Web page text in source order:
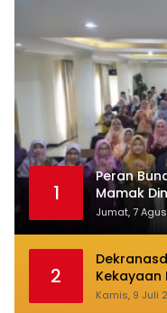
1
Peran
Mamak
Jumat, 7
2
Kekayaan
Makassar
Kamis, 9 Juli